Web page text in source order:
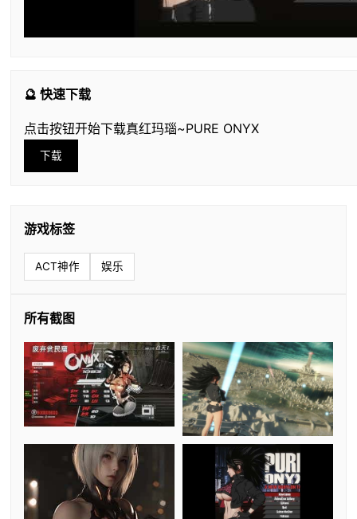
🔮 快速下载
点击按钮开始下载真红玛瑙~PURE ONYX
下载
游戏标签
ACT神作 娱乐
所有截图